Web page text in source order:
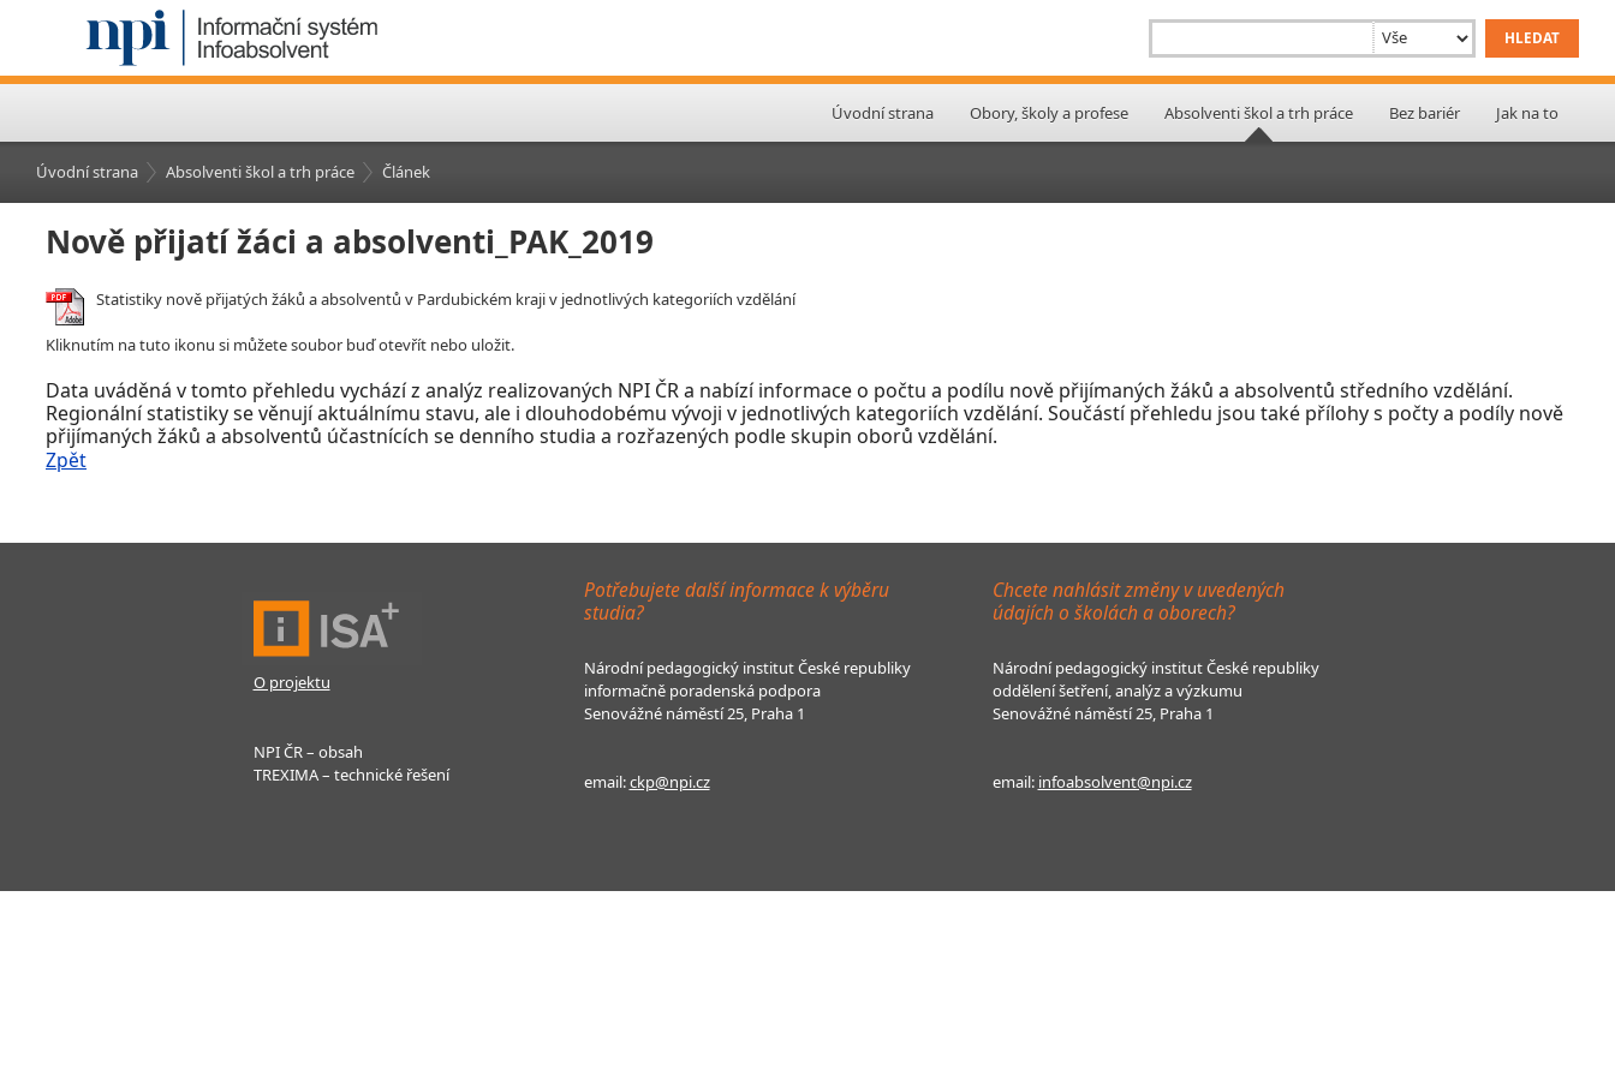
Úvodní strana Obory, školy a profese Absolventi škol a trh práce Bez bariér Jak na to
Úvodní strana Absolventi škol a trh práce Článek
Nově přijatí žáci a absolventi_PAK_2019
Statistiky nově přijatých žáků a absolventů v Pardubickém kraji v jednotlivých kategoriích vzdělání
Kliknutím na tuto ikonu si můžete soubor buď otevřít nebo uložit.
Data uváděná v tomto přehledu vychází z analýz realizovaných NPI ČR a nabízí informace o počtu a podílu nově přijímaných žáků a absolventů středního vzdělání.
Regionální statistiky se věnují aktuálnímu stavu, ale i dlouhodobému vývoji v jednotlivých kategoriích vzdělání. Součástí přehledu jsou také přílohy s počty a podíly nově
přijímaných žáků a absolventů účastnících se denního studia a rozřazených podle skupin oborů vzdělání.
Zpět
O projektu
NPI ČR – obsah
TREXIMA – technické řešení
Potřebujete další informace k výběru
studia?
Národní pedagogický institut České republiky
informačně poradenská podpora
Senovážné náměstí 25, Praha 1
email:ckp@npi.cz
Chcete nahlásit změny v uvedených
údajích o školách a oborech?
Národní pedagogický institut České republiky
oddělení šetření, analýz a výzkumu
Senovážné náměstí 25, Praha 1
email: infoabsolvent@npi.cz